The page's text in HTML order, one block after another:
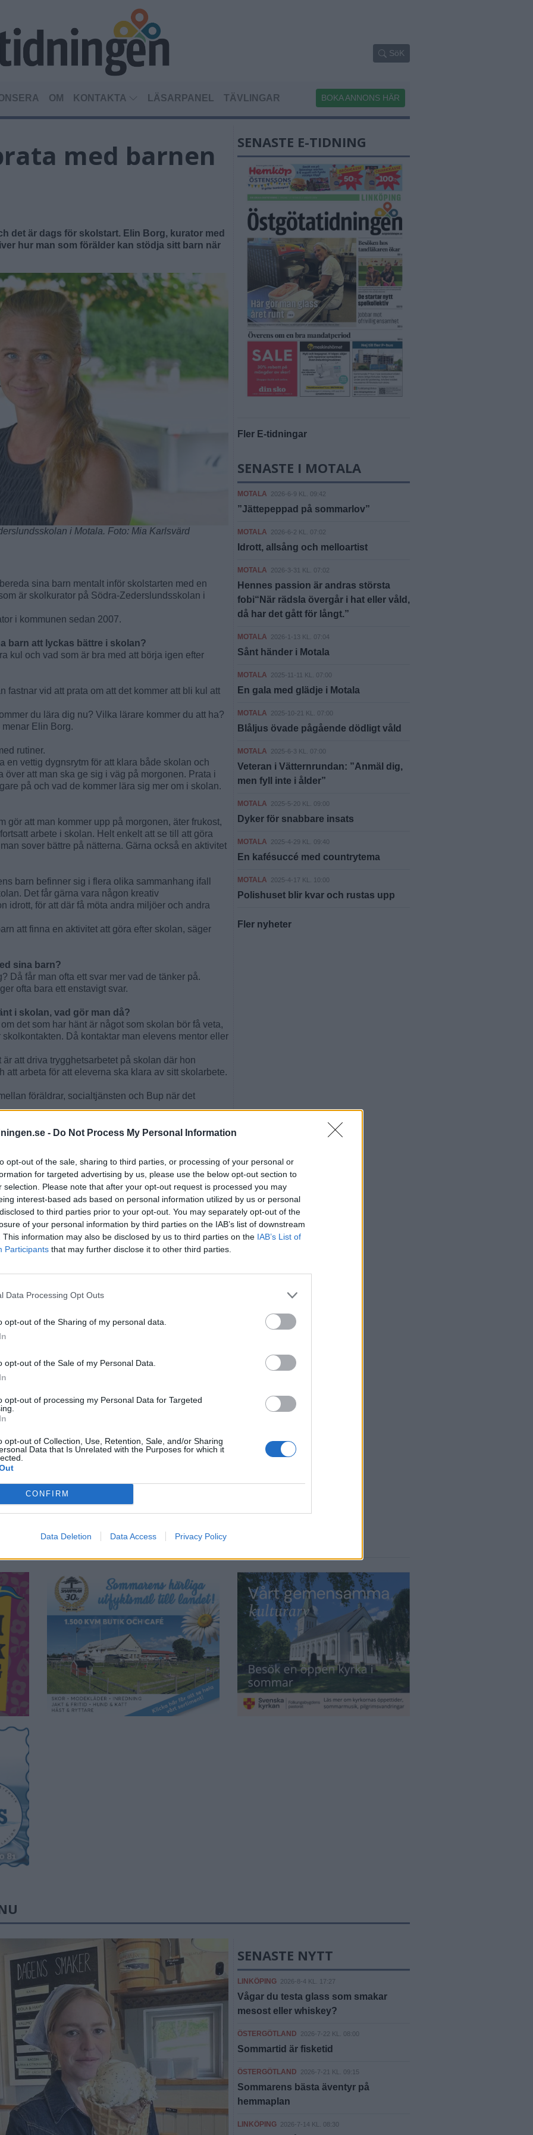
- Do Not Process My Personal Information
opt-out of the sale, sharing to third parties, or processing of your personal or
for targeted advertising by us, please use the below opt-out section to
selection. Please note that after your opt-out request is processed you may
interest-based ads based on personal information utilized by us or personal
to third parties prior to your opt-out. You may separately opt-out of the
of your personal information by third parties on the IAB’s list of downstream
This information may also be disclosed by us to third parties on the IAB’s List of
Participants that may further disclose it to other third parties.
Data Processing Opt Outs
opt-out of the Sharing of my personal data.
opt-out of the Sale of my Personal Data.
opt-out of processing my Personal Data for Targeted
opt-out of Collection, Use, Retention, Sale, and/or Sharing
Data that Is Unrelated with the Purposes for which it
CONFIRM
Data Deletion Data Access Privacy Policy
SöK
OM KONTAKTA LÄSARPANEL TÄVLINGAR BOKA ANNONS HÄR
med barnen
det är dags för skolstart. Elin Borg, kurator med
hur man som förälder kan stödja sitt barn när
i Motala. Foto: Mia Karlsvärd
sina barn mentalt inför skolstarten med en
är skolkurator på Södra-Zederslundsskolan i
i kommunen sedan 2007.
barn att lyckas bättre i skolan?
kul och vad som är bra med att börja igen efter
fastnar vid att prata om att det kommer att bli kul att
du lära dig nu? Vilka lärare kommer du att ha?
menar Elin Borg.
rutiner.
en vettig dygnsrytm för att klara både skolan och
över att man ska ge sig i väg på morgonen. Prata i
på och vad de kommer lära sig mer om i skolan.
gör att man kommer upp på morgonen, äter frukost,
arbete i skolan. Helt enkelt att se till att göra
sover bättre på nätterna. Gärna också en aktivitet
barn befinner sig i flera olika sammanhang ifall
Det får gärna vara någon kreativ
idrott, för att där få möta andra miljöer och andra
att finna en aktivitet att göra efter skolan, säger
sina barn?
Då får man ofta ett svar mer vad de tänker på.
ofta bara ett enstavigt svar.
i skolan, vad gör man då?
det som har hänt är något som skolan bör få veta,
Då kontaktar man elevens mentor eller
att driva trygghetsarbetet på skolan där hon
att arbeta för att eleverna ska klara av sitt skolarbete.
föräldrar, socialtjänsten och Bup när det
med barnen om allt positivt som skolan medför.
och barn tar för givet.
för våra barns framtid. Ett av våra viktigaste mål i
bli demokratiska medborgare. Då behöver vi
där deras åsikter räknas.
grundskolans elever fullständiga betyg när de gick ut
förändrats genom åren.
få fler elever att nå godkända betyg. Det måste
innan man ska nå godkända betyg.
mer än nio år på sig att klara grundskolans
individuellt upplagd studieplan för varje elev. Man
lyckats, säger hon.
och hon tror också att det skulle vara en bra
att fler går ut ur grundskolan med fullständiga betyg.
till skolbarn?
som jag ställer till barnen. Exempelvis: hur är det
eller i matsalen i skolan? Har
Har någon varit taskig på rasten? Är det
annan på nätet?
barnet då, att det här kan du prata med mig om
SENASTE E-TIDNING
Fler E-tidningar
SENASTE I MOTALA
MOTALA 2026-6-9 KL. 09:42
”Jättepeppad på sommarlov”
MOTALA 2026-6-2 KL. 07:02
Idrott, allsång och melloartist
MOTALA 2026-3-31 KL. 07:02
Hennes passion är andras största
fobi“När rädsla övergår i hat eller våld,
då har det gått för långt.”
MOTALA 2026-1-13 KL. 07:04
Sånt händer i Motala
MOTALA 2025-11-11 KL. 07:00
En gala med glädje i Motala
MOTALA 2025-10-21 KL. 07:00
Blåljus övade pågående dödligt våld
MOTALA 2025-6-3 KL. 07:00
Veteran i Vätternrundan: ”Anmäl dig,
men fyll inte i ålder”
MOTALA 2025-5-20 KL. 09:00
Dyker för snabbare insats
MOTALA 2025-4-29 KL. 09:40
En kafésuccé med countrytema
MOTALA 2025-4-17 KL. 10:00
Polishuset blir kvar och rustas upp
Fler nyheter
SENASTE NYTT
LINKÖPING 2026-8-4 KL. 17:27
Vågar du testa glass som smakar
mesost eller whiskey?
ÖSTERGÖTLAND 2026-7-22 KL. 08:00
Sommartid är fisketid
ÖSTERGÖTLAND 2026-7-21 KL. 09:15
Sommarens bästa äventyr på
hemmaplan
LINKÖPING 2026-7-14 KL. 08:30